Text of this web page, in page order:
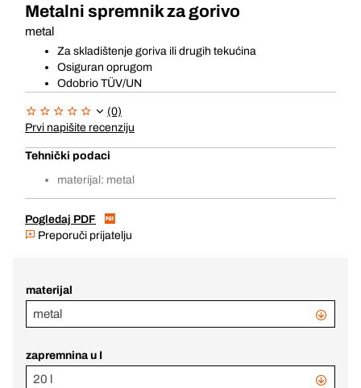
Metalni spremnik za gorivo
metal
Za skladištenje goriva ili drugih tekućina
Osiguran oprugom
Odobrio TÜV/UN
(0)
Prvi napišite recenziju
Tehnički podaci
materijal: metal
Pogledaj PDF
Preporuči prijatelju
materijal
metal
zapremnina u I
20 l